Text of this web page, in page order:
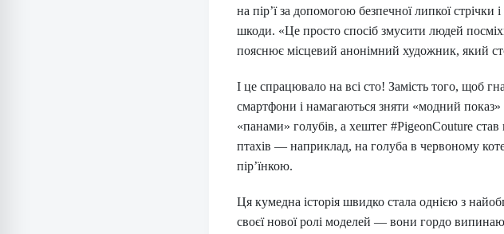
на пір’ї за допомогою безпечної липкої стрічки
шкоди. «Це просто спосіб змусити людей
пояснює місцевий анонімний художник, який
І це спрацювало на всі сто! Замість того, щоб
смартфони і намагаються зняти «модний показ»
«панами» голубів, а хештег #PigeonCouture
птахів — наприклад, на голуба в червоному
пір’їнкою.
Ця кумедна історія швидко стала однією з
своєї нової ролі моделей — вони гордо